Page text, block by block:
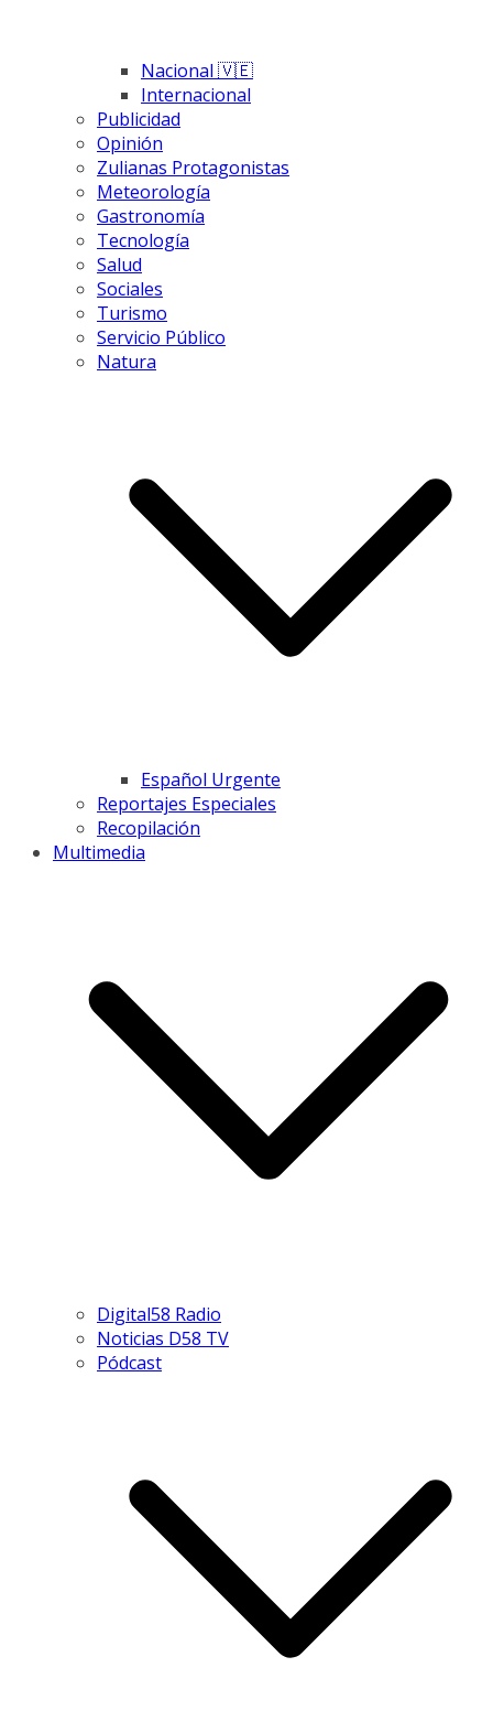
Nacional 🇻🇪
Internacional
Publicidad
Opinión
Zulianas Protagonistas
Meteorología
Gastronomía
Tecnología
Salud
Sociales
Turismo
Servicio Público
Natura
Español Urgente
Reportajes Especiales
Recopilación
Multimedia
Digital58 Radio
Noticias D58 TV
Pódcast